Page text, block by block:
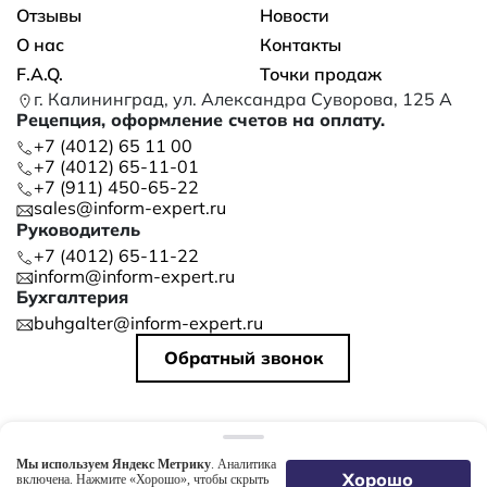
Мы используем Яндекс Метрику. Аналитика
включена. Нажмите «Хорошо», чтобы скрыть
Хорошо
Отзывы
Новости
О нас
Контакты
F.A.Q.
Точки продаж
г. Калининград, ул. Александра Суворова, 125 А
Рецепция, оформление счетов на оплату.
+7 (4012) 65 11 00
+7 (4012) 65-11-01
+7 (911) 450-65-22
sales@inform-expert.ru
Руководитель
+7 (4012) 65-11-22
inform@inform-expert.ru
Бухгалтерия
buhgalter@inform-expert.ru
Обратный звонок
Политика конфиденциальности
Создание сайтов Webvesta